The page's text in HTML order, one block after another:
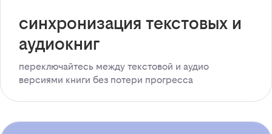
синхронизация текстовых и
аудиокниг
переключайтесь между текстовой и аудио
версиями книги без потери прогресса